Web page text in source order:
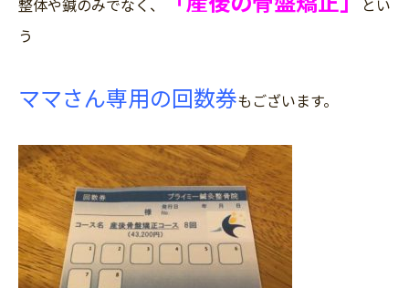
整体や鍼のみでなく、
とい
う
ママさん専用の回数券もございます。